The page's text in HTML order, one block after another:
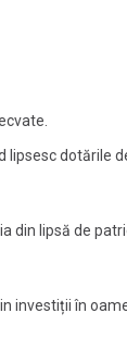
dotările
din lipsă de
investiții în